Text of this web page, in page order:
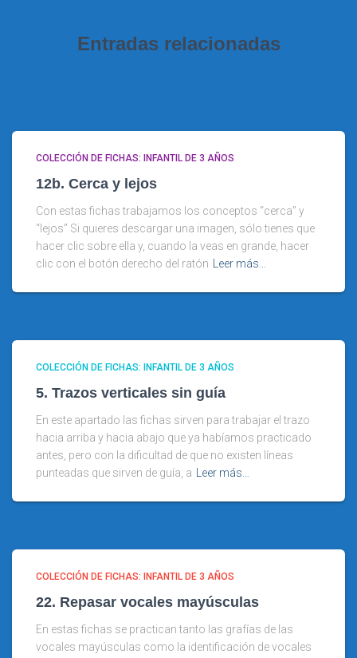
Entradas relacionadas
COLECCIÓN DE FICHAS: INFANTIL DE 3 AÑOS
12b. Cerca y lejos
Con estas fichas trabajamos los conceptos “cerca” y
“lejos” Si quieres descargar una imagen, sólo tienes que
hacer clic sobre ella y, cuando la veas en grande, hacer
clic con el botón derecho del ratón Leer más…
COLECCIÓN DE FICHAS: INFANTIL DE 3 AÑOS
5. Trazos verticales sin guía
En este apartado las fichas sirven para trabajar el trazo
hacia arriba y hacia abajo que ya habíamos practicado
antes, pero con la dificultad de que no existen líneas
punteadas que sirven de guía, a Leer más…
COLECCIÓN DE FICHAS: INFANTIL DE 3 AÑOS
22. Repasar vocales mayúsculas
En estas fichas se practican tanto las grafías de las
vocales mayúsculas como la identificación de vocales